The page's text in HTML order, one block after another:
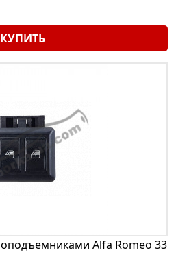
КУПИТЬ
Alfa Romeo 33